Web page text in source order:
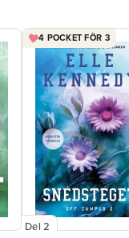
4 POCKET FÖR 3
Del 2